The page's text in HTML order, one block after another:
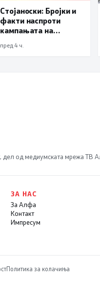
Стојаноски: Бројки и
факти наспроти
кампањата на
експерти“ од СДСM
пред 4 ч.
дел од медиумската мрежа ТВ
ЗА НАС
За Алфа
Контакт
Импресум
Политика за колачиња